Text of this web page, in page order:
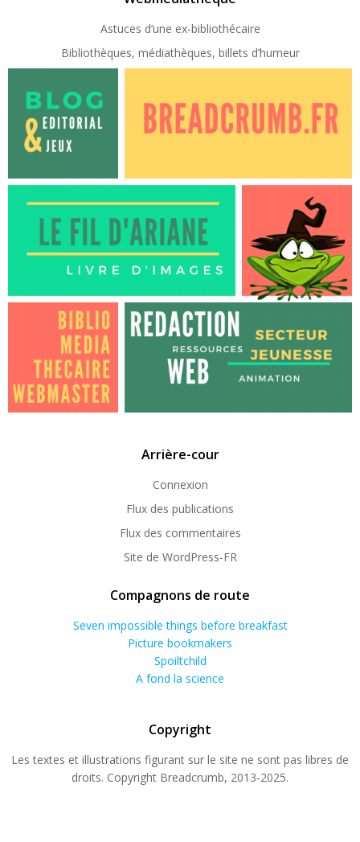
Astuces d’une ex-bibliothécaire
Bibliothèques, médiathèques, billets d’humeur
Arrière-cour
Connexion
Flux des publications
Flux des commentaires
Site de WordPress-FR
Compagnons de route
Seven impossible things before breakfast
Picture bookmakers
Spoiltchild
A fond la science
Copyright
Les textes et illustrations figurant sur le site ne sont pas libres de
droits. Copyright Breadcrumb, 2013-2025.